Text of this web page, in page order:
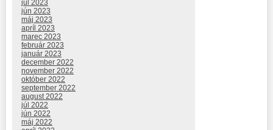
júl 2023
jún 2023
máj 2023
apríl 2023
marec 2023
február 2023
január 2023
december 2022
november 2022
október 2022
september 2022
august 2022
júl 2022
jún 2022
máj 2022